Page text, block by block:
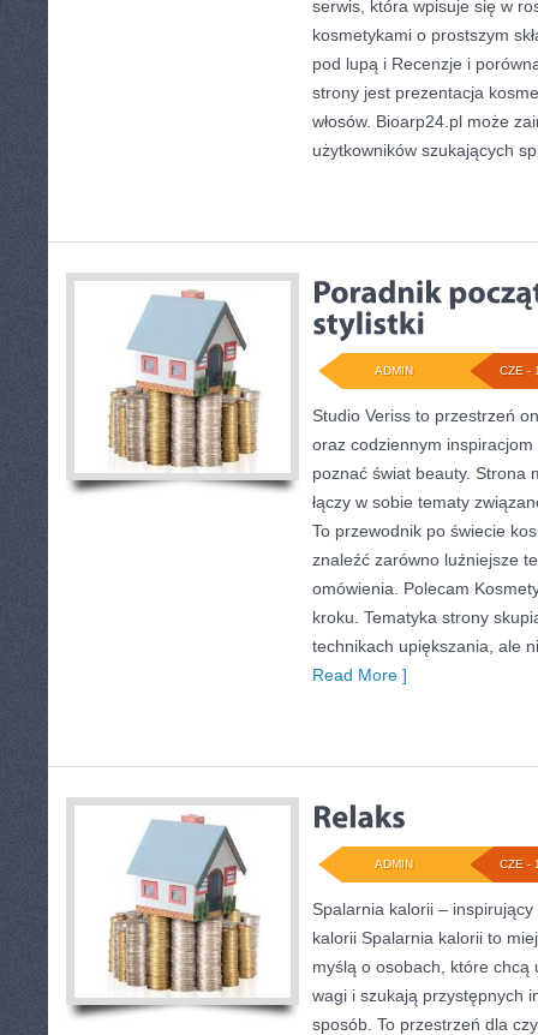
serwis, która wpisuje się w
kosmetykami o prostszym
pod lupą i Recenzje i
strony jest prezentacja
włosów. Bioarp24.pl może
użytkowników szukających
CZE -
ADMIN
Studio Veriss to przestrzeń
oraz codziennym
poznać świat beauty. Strona
łączy w sobie tematy
To przewodnik po świecie
znaleźć zarówno luźniejsze
omówienia. Polecam
kroku. Tematyka strony
technikach upiększania, ale
Read More ]
CZE -
ADMIN
Spalarnia kalorii –
kalorii Spalarnia kalorii to
myślą o osobach, które
wagi i szukają przystępnych
sposób. To przestrzeń dla